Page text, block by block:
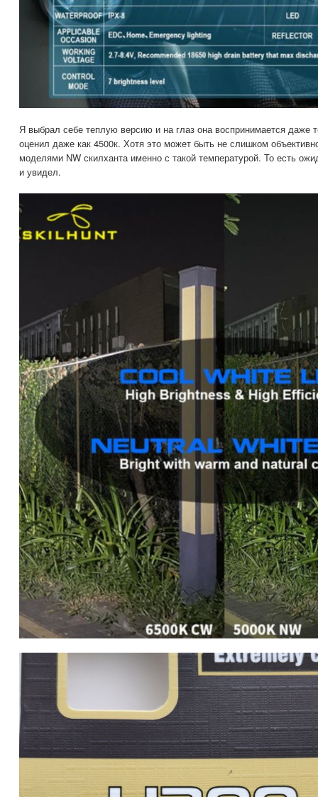
Я выбрал себе теплую версию и на глаз она воспринимается даже
оценил даже как 4500к. Хотя это может быть не слишком
моделями NW скилханта именно с такой температурой. То есть
и увидел.